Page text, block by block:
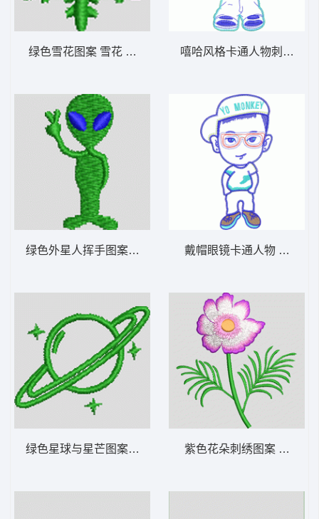
绿色雪花图案 雪花 帽绣
绿色外星人挥手图案 外星人 帽绣
嘻哈风格卡通人物刺绣图
戴帽眼镜卡通人物 贴布人
紫色花朵刺绣图案 苏绣花